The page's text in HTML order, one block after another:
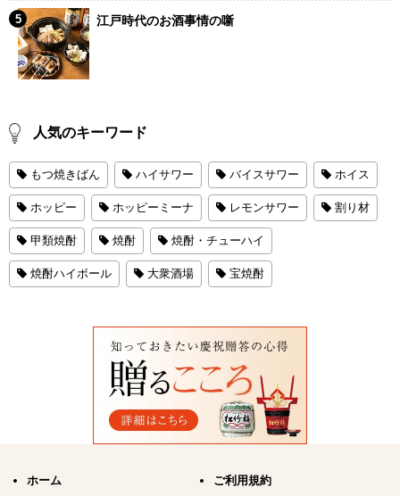
江戸時代のお酒事情の噺
人気のキーワード
もつ焼きばん ハイサワー バイスサワー ホイス
ホッピー ホッピーミーナ レモンサワー 割り材
甲類焼酎 焼酎 焼酎・チューハイ
焼酎ハイボール 大衆酒場 宝焼酎
ホーム ご利用規約